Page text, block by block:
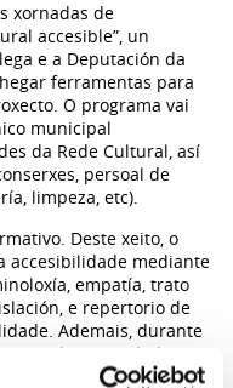
xornadas de
accesible”, un
e a Deputación da
ferramentas para
O programa vai
municipal
da Rede Cultural, así
persoal de
limpeza, etc).
Deste xeito, o
accesibilidade mediante
empatía, trato
e repertorio de
Ademais, durante
con discapacidade
en primeira persoa as